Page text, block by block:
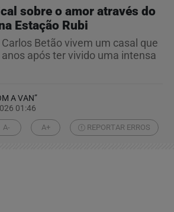
sobre o amor através do
Estação Rubi
Betão vivem um casal que
após ter vivido uma intensa
A VAN”
01:46
A- A+ REPORTAR ERROS